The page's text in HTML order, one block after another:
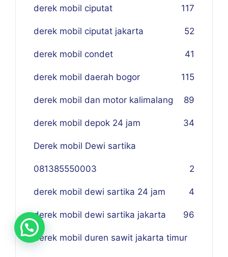
derek mobil ciputat 117
derek mobil ciputat jakarta 52
derek mobil condet 41
derek mobil daerah bogor 115
derek mobil dan motor kalimalang 89
derek mobil depok 24 jam 34
Derek mobil Dewi sartika
081385550003 2
derek mobil dewi sartika 24 jam 4
derek mobil dewi sartika jakarta 96
derek mobil duren sawit jakarta timur